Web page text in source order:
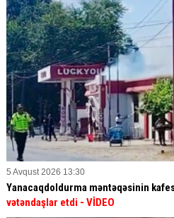
5 Avqust 2026 13:30
Yanacaqdoldurma məntəqəsinin
vətəndaşlar etdi - VİDEO